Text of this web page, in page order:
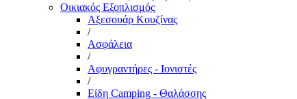
Οικιακός Εξοπλισμός
Αξεσουάρ Κουζίνας
/
Ασφάλεια
/
Αφυγραντήρες - Ιονιστές
/
Είδη Camping - Θαλάσσης